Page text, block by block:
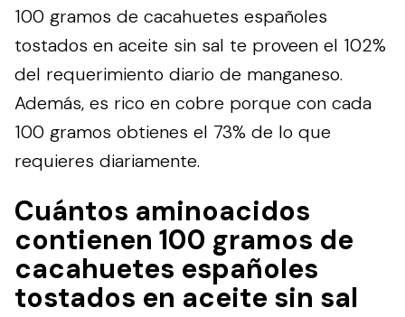
100 gramos de cacahuetes españoles
tostados en aceite sin sal te proveen el 102%
del requerimiento diario de manganeso.
Además, es rico en cobre porque con cada
100 gramos obtienes el 73% de lo que
requieres diariamente.
Cuántos aminoacidos
contienen 100 gramos de
cacahuetes españoles
tostados en aceite sin sal